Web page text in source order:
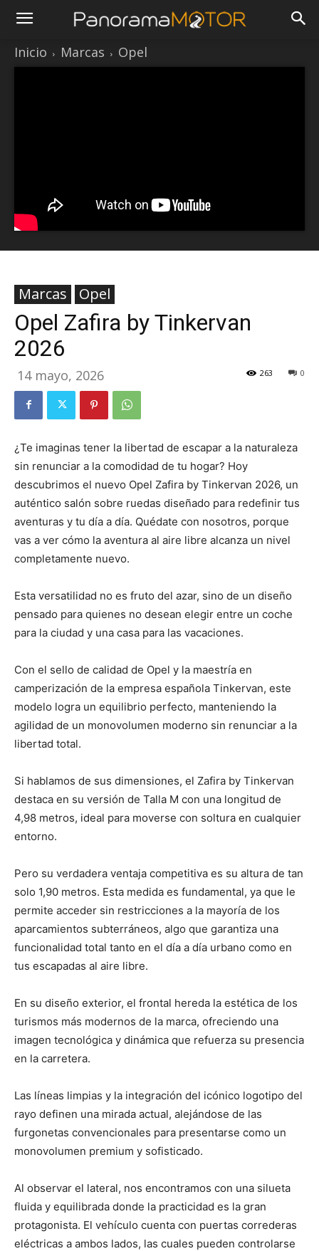
Inicio Marcas Opel
Marcas Opel
Opel Zafira by Tinkervan
2026
14 mayo, 2026 0
263
¿Te imaginas tener la libertad de escapar a la naturaleza
sin renunciar a la comodidad de tu hogar? Hoy
descubrimos el nuevo Opel Zafira by Tinkervan 2026, un
auténtico salón sobre ruedas diseñado para redefinir tus
aventuras y tu día a día. Quédate con nosotros, porque
vas a ver cómo la aventura al aire libre alcanza un nivel
completamente nuevo.
Esta versatilidad no es fruto del azar, sino de un diseño
pensado para quienes no desean elegir entre un coche
para la ciudad y una casa para las vacaciones.
Con el sello de calidad de Opel y la maestría en
camperización de la empresa española Tinkervan, este
modelo logra un equilibrio perfecto, manteniendo la
agilidad de un monovolumen moderno sin renunciar a la
libertad total.
Si hablamos de sus dimensiones, el Zafira by Tinkervan
destaca en su versión de Talla M con una longitud de
4,98 metros, ideal para moverse con soltura en cualquier
entorno.
Pero su verdadera ventaja competitiva es su altura de tan
solo 1,90 metros. Esta medida es fundamental, ya que le
permite acceder sin restricciones a la mayoría de los
aparcamientos subterráneos, algo que garantiza una
funcionalidad total tanto en el día a día urbano como en
tus escapadas al aire libre.
En su diseño exterior, el frontal hereda la estética de los
turismos más modernos de la marca, ofreciendo una
imagen tecnológica y dinámica que refuerza su presencia
en la carretera.
Las líneas limpias y la integración del icónico logotipo del
rayo definen una mirada actual, alejándose de las
furgonetas convencionales para presentarse como un
monovolumen premium y sofisticado.
Al observar el lateral, nos encontramos con una silueta
fluida y equilibrada donde la practicidad es la gran
protagonista. El vehículo cuenta con puertas correderas
eléctricas a ambos lados, las cuales pueden controlarse